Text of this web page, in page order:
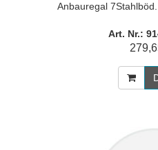
Anbauregal
Art. Nr.: